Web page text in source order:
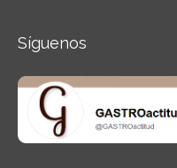
Síguenos